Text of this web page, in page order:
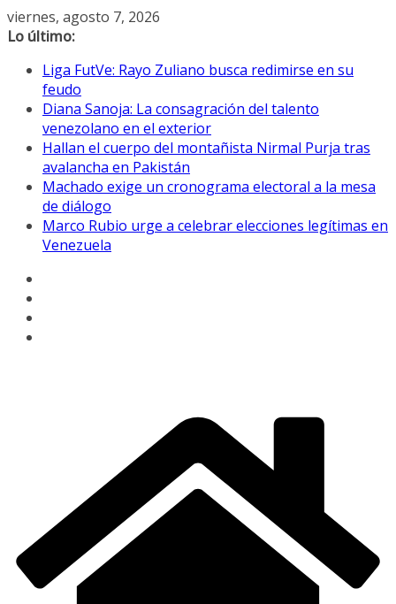
Saltar
al
viernes, agosto 7, 2026
Lo último:
Liga FutVe: Rayo Zuliano busca redimirse en su
feudo
Diana Sanoja: La consagración del talento
venezolano en el exterior
Hallan el cuerpo del montañista Nirmal Purja tras
avalancha en Pakistán
Machado exige un cronograma electoral a la mesa
de diálogo
Marco Rubio urge a celebrar elecciones legítimas en
Venezuela